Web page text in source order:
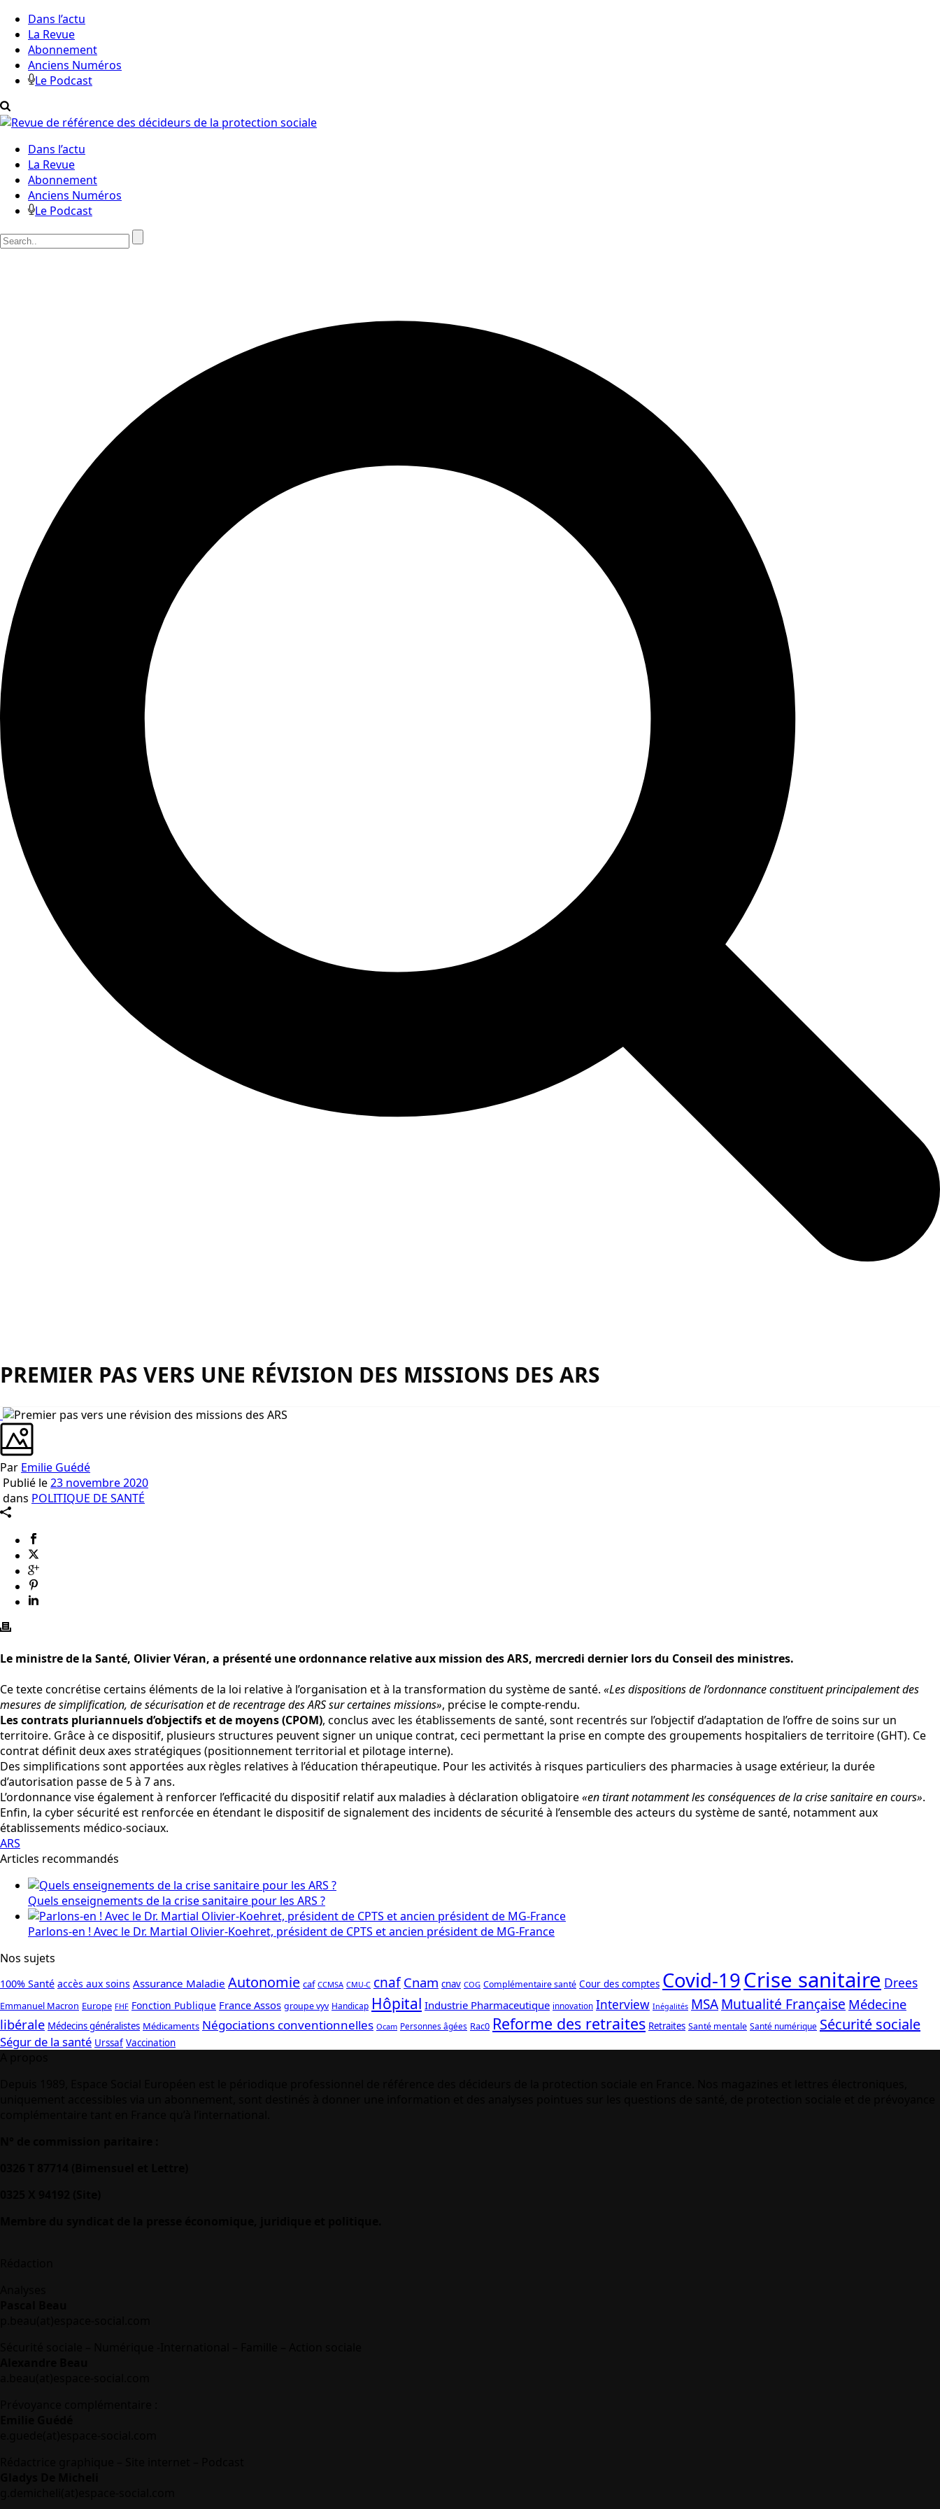
Dans l’actu
La Revue
Abonnement
Anciens Numéros
Le Podcast
Dans l’actu
La Revue
Abonnement
Anciens Numéros
Le Podcast
PREMIER PAS VERS UNE RÉVISION DES MISSIONS DES ARS
Par Emilie Guédé
Publié le23 novembre 2020
dans POLITIQUE DE SANTÉ
Le ministre de la Santé, Olivier Véran, a présenté une ordonnance relative aux mission des ARS, mercredi dernier lors du Conseil des ministres.
Ce texte concrétise certains éléments de la loi relative à l’organisation et à la transformation du système de santé. «Les dispositions de l’ordonnance constituent principalement des
mesures de simplification, de sécurisation et de recentrage des ARS sur certaines missions», précise le compte-rendu.
Les contrats pluriannuels d’objectifs et de moyens (CPOM), conclus avec les établissements de santé, sont recentrés sur l’objectif d’adaptation de l’offre de soins sur un
territoire. Grâce à ce dispositif, plusieurs structures peuvent signer un unique contrat, ceci permettant la prise en compte des groupements hospitaliers de territoire (GHT). Ce
contrat définit deux axes stratégiques (positionnement territorial et pilotage interne).
Des simplifications sont apportées aux règles relatives à l’éducation thérapeutique. Pour les activités à risques particuliers des pharmacies à usage extérieur, la durée
d’autorisation passe de 5 à 7 ans.
L’ordonnance vise également à renforcer l’efficacité du dispositif relatif aux maladies à déclaration obligatoire«en tirant notamment les conséquences de la crise sanitaire en cours».
Enfin, la cyber sécurité est renforcée en étendant le dispositif de signalement des incidents de sécurité à l’ensemble des acteurs du système de santé, notamment aux
établissements médico-sociaux.
ARS
Articles recommandés
Quels enseignements de la crise sanitaire pour les ARS ?
Parlons-en ! Avec le Dr. Martial Olivier-Koehret, président de CPTS et ancien président de MG-France
Nos sujets
100% Santé accès aux soins Assurance Maladie Autonomie caf CCMSA CMU-C cnaf Cnam cnav COG Complémentaire santé Cour des comptes Covid-19Crise sanitaire Drees
Emmanuel Macron Europe FHF Fonction Publique France Assos groupe vyv Handicap Hôpital Industrie Pharmaceutique innovation Interview Inégalités MSAMutualité Française Médecine
libérale Médecins généralistes Médicaments Négociations conventionnelles Ocam Personnes âgées Rac0 Reforme des retraites Retraites Santé mentale Santé numérique Sécurité sociale
Ségur de la santé Urssaf Vaccination